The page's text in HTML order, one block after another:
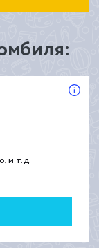
и т.д.